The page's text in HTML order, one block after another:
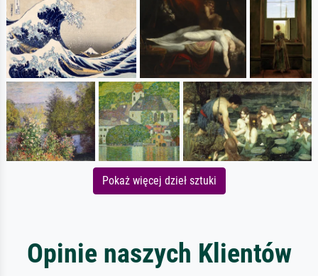
Pokaż więcej dzieł sztuki
Opinie naszych Klientów